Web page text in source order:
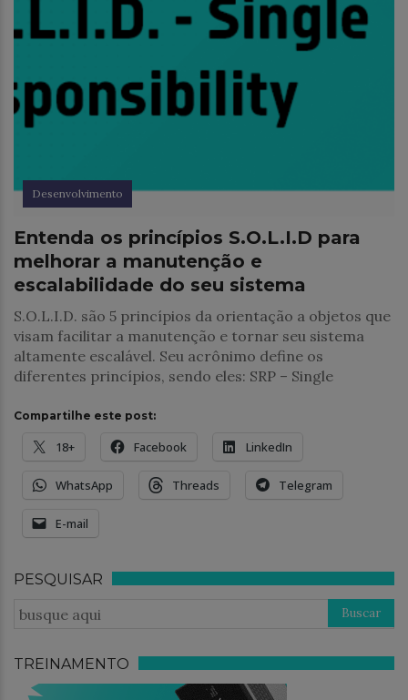
Desenvolvimento
Entenda os princípios S.O.L.I.D para
melhorar a manutenção e
escalabilidade do seu sistema
S.O.L.I.D. são 5 princípios da orientação a objetos que
visam facilitar a manutenção e tornar seu sistema
altamente escalável. Seu acrônimo define os
diferentes princípios, sendo eles: SRP – Single
Compartilhe este post:
18+ Facebook LinkedIn
WhatsApp Threads Telegram
E-mail
PESQUISAR
TREINAMENTO